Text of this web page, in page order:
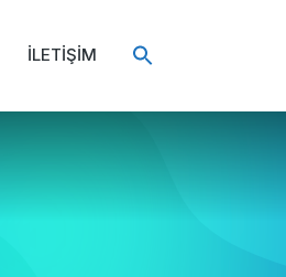
İLETİŞİM